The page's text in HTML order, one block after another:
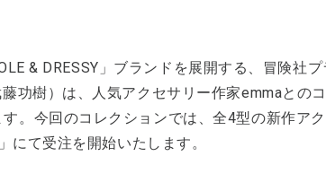
& DRESSY」ブランドを展開する、冒険社
藤功樹）は、人気アクセサリー作家emmaとの
。今回のコレクションでは、全4型の新作ア
にて受注を開始いたします。